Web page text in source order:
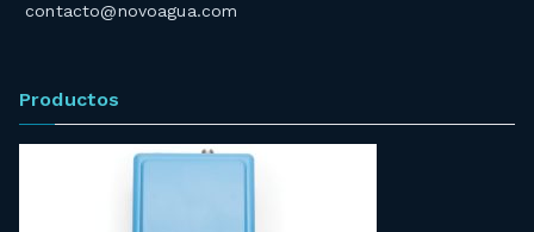
contacto@novoagua.com
Productos